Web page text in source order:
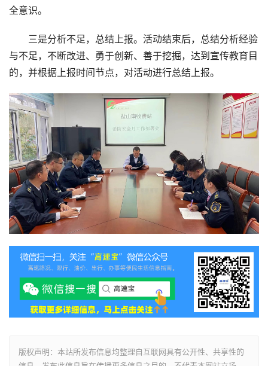
全意识。
三是分析不足，总结上报。活动结束后，总结分析经验
与不足，不断改进、勇于创新、善于挖掘，达到宣传教育目
的，并根据上报时间节点，对活动进行总结上报。
版权声明：本站所发布信息均整理自互联网具有公开性、共享性的